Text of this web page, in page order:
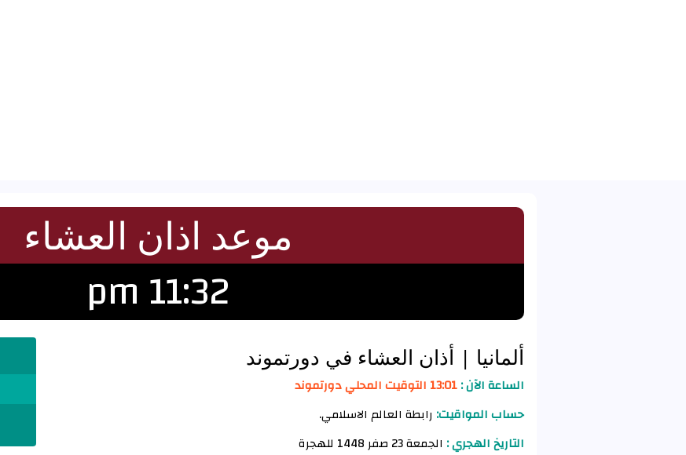
موعد اذان العشاء
11:32 pm
ألمانيا | أذان العشاء في دورتموند
الساعة الآن :13:01 التوقيت المحلي دورتموند
حساب المواقيت: رابطة العالم الاسلامي.
التاريخ الهجري : الجمعة 23 صفر 1448 للهجرة